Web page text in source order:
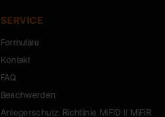
SERVICE
Formulare
Kontakt
FAQ
Beschwerden
Anlegerschutz: Richtlinie MiFID II MiFiR